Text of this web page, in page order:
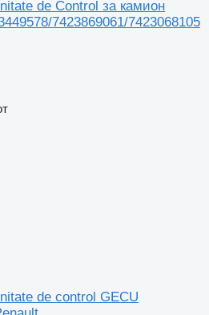
de Control за камион
7423869061/7423068105
de control GECU